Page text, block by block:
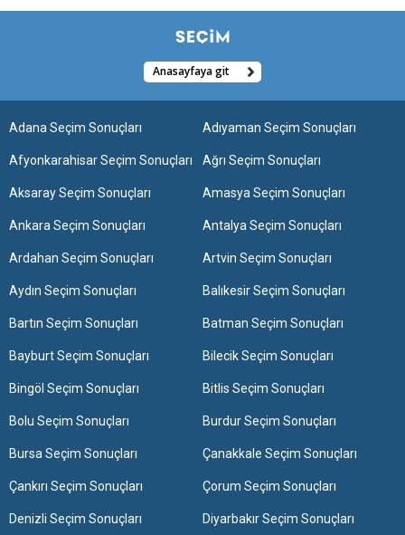
Anasayfaya git
Adana Seçim Sonuçları Adıyaman Seçim Sonuçları
Afyonkarahisar Seçim Sonuçları Ağrı Seçim Sonuçları
Aksaray Seçim Sonuçları Amasya Seçim Sonuçları
Ankara Seçim Sonuçları Antalya Seçim Sonuçları
Ardahan Seçim Sonuçları Artvin Seçim Sonuçları
Aydın Seçim Sonuçları Balıkesir Seçim Sonuçları
Bartın Seçim Sonuçları Batman Seçim Sonuçları
Bayburt Seçim Sonuçları Bilecik Seçim Sonuçları
Bingöl Seçim Sonuçları Bitlis Seçim Sonuçları
Bolu Seçim Sonuçları Burdur Seçim Sonuçları
Bursa Seçim Sonuçları Çanakkale Seçim Sonuçları
Çankırı Seçim Sonuçları Çorum Seçim Sonuçları
Denizli Seçim Sonuçları Diyarbakır Seçim Sonuçları